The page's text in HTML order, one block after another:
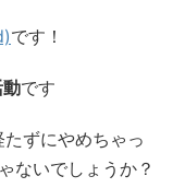
です！
です
たずにやめちゃっ
ないでしょうか？